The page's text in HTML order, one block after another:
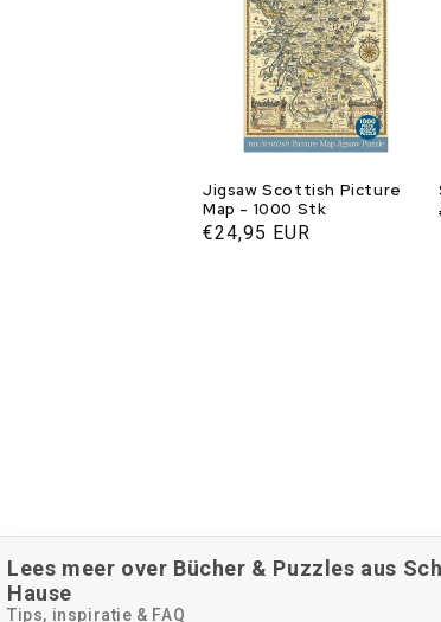
Jigsaw Scottish Picture
Map - 1000 Stk
Normaler
€24,95 EUR
Lees meer over Bücher & Puzzles aus
Hause
Tips, inspiratie & FAQ